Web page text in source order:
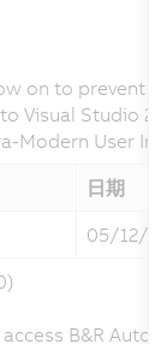
on to prevent
Visual Studio
Modern User
日期
05/12/
B&R